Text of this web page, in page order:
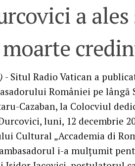
a ales
- Situl Radio Vatican a
României pe lângă
Cazaban, la Colocviul
luni, 12 decembrie
Cultural „Accademia di
i-a mulţumit